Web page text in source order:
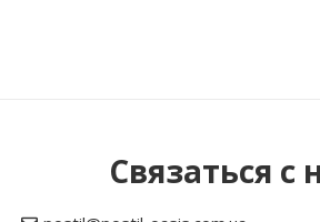
РейтингСвязаться с